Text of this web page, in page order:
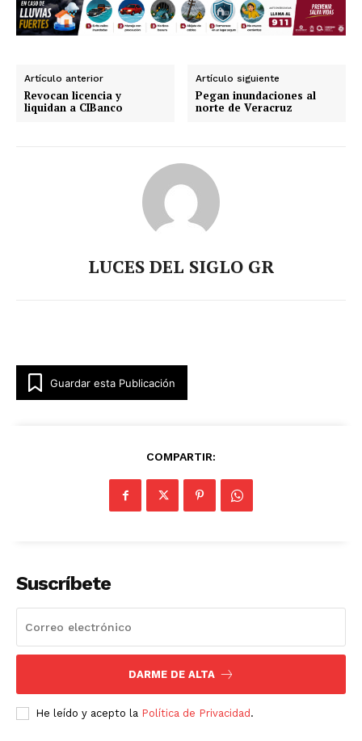
Artículo anterior
Revocan licencia y
liquidan a CIBanco
Artículo siguiente
Pegan inundaciones al
norte de Veracruz
LUCES DEL SIGLO GR
Guardar esta Publicación
COMPARTIR:
Suscríbete
DARME DE ALTA
He leído y acepto la Política de Privacidad .